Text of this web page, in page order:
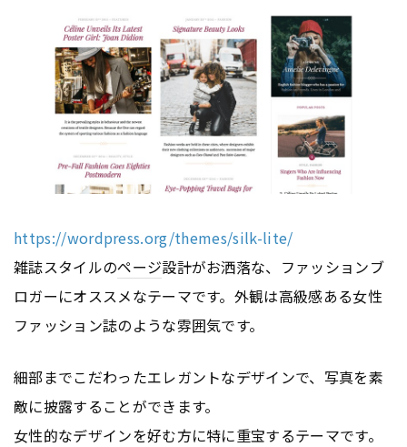
https://wordpress.org/themes/silk-lite/
雑誌スタイルのページ設計がお洒落な、ファッションブ
ロガーにオススメなテーマです。外観は高級感ある女性
ファッション誌のような雰囲気です。
細部までこだわったエレガントなデザインで、写真を素
敵に披露することができます。
女性的なデザインを好む方に特に重宝するテーマです。